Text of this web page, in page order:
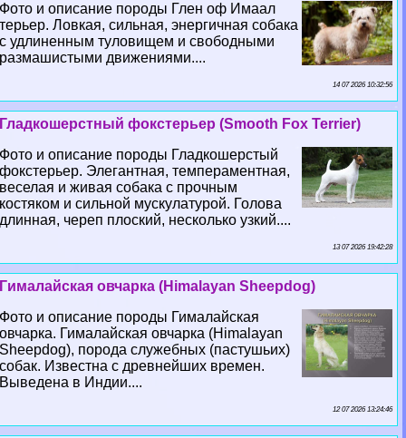
Фото и описание породы Глен оф Имаал
терьер. Ловкая, сильная, энергичная собака
с удлиненным туловищем и свободными
размашистыми движениями....
14 07 2026 10:32:56
Гладкошерстный фокстерьер (Smooth Fox Terrier)
Фото и описание породы Гладкошерстый
фокстерьер. Элегантная, темпераментная,
веселая и живая собака с прочным
костяком и сильной мускулатурой. Голова
длинная, череп плоский, несколько узкий....
13 07 2026 19:42:28
Гималайская овчарка (Himalayan Sheepdog)
Фото и описание породы Гималайская
овчарка. Гималайская овчарка (Himalayan
Sheepdog), порода служебных (пастушьих)
собак. Известна с древнейших времен.
Выведена в Индии....
12 07 2026 13:24:46